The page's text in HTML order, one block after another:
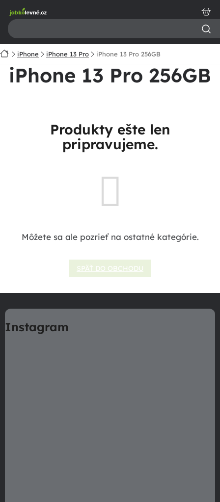
obsah
DomoviPhone iPhone 13 Pro iPhone 13 Pro 256GB
iPhone 13 Pro 256GB
Produkty ešte len
pripravujeme.
Môžete sa ale pozrieť na ostatné kategórie.
SPÄŤ DO OBCHODU
á
pInstagram